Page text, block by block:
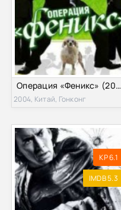
Операция «Феникс» (2004)
2004, Китай, Гонконг
KP 6.1
IMDB 5.3